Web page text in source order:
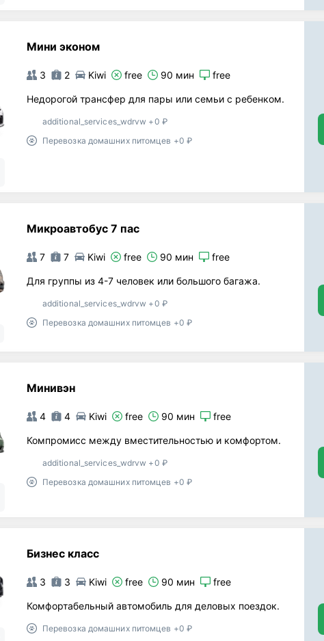
Мини эконом
3 2 Kiwi free 90 мин free
Недорогой трансфер для пары или семьи с ребенком.
additional_services_wdrvw +0 ₽
Перевозка домашних питомцев +0 ₽
Микроавтобус 7 пас
7 7 Kiwi free 90 мин free
Для группы из 4-7 человек или большого багажа.
additional_services_wdrvw +0 ₽
Перевозка домашних питомцев +0 ₽
Минивэн
4 4 Kiwi free 90 мин free
Компромисс между вместительностью и комфортом.
additional_services_wdrvw +0 ₽
Перевозка домашних питомцев +0 ₽
Бизнес класс
3 3 Kiwi free 90 мин free
Комфортабельный автомобиль для деловых поездок.
Перевозка домашних питомцев +0 ₽